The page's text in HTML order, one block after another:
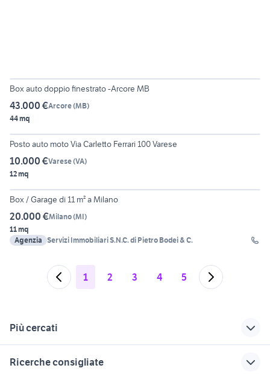
Box auto doppio finestrato -Arcore MB
43.000 €Arcore(MB)
44 mq
Posto auto moto Via Carletto Ferrari 100 Varese
10.000 €Varese(VA)
12 mq
Box / Garage di 11 m² a Milano
20.000 €Milano(MI)
11 mq
Agenzia Servizi Immobiliari S.N.C. di Pietro Bodei & C.
1 2 3 4 5
Più cercati
Ricerche consigliate